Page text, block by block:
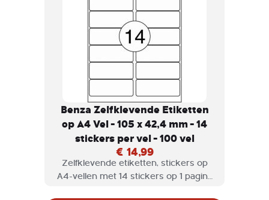
Benza Zelfklevende Etiketten
op A4 Vel - 105 x 42,4 mm - 14
stickers per vel - 100 vel
€ 14,99
Zelfklevende etiketten, stickers op
A4-vellen met 14 stickers op 1 pagina